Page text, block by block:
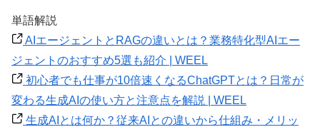
単語解説
AIエージェントとRAGの違いとは？業務特化型AIエー
ジェントのおすすめ5選も紹介 | WEEL
初心者でも仕事が10倍速くなるChatGPTとは？日常が
変わる生成AIの使い方と注意点を解説 | WEEL
生成AIとは何か？従来AIとの違いから仕組み・メリッ